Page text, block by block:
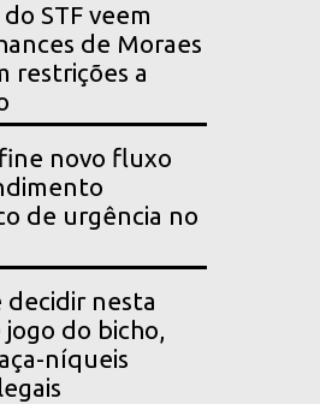
STF veem
de Moraes
restrições a
novo fluxo
de urgência no
decidir nesta
do bicho,
níqueis